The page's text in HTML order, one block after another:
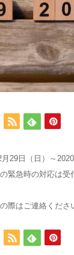
29日（日）～
緊急時の対応は受
際はご連絡くださ